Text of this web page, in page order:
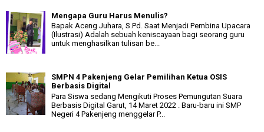
Mengapa Guru Harus Menulis?
Bapak Aceng Juhara, S.Pd. Saat Menjadi Pembina Upacara
(Ilustrasi) Adalah sebuah keniscayaan bagi seorang guru
untuk menghasilkan tulisan be...
SMPN 4 Pakenjeng Gelar Pemilihan Ketua OSIS
Berbasis Digital
Para Siswa sedang Mengikuti Proses Pemungutan Suara
Berbasis Digital Garut, 14 Maret 2022 . Baru-baru ini SMP
Negeri 4 Pakenjeng menggelar P...